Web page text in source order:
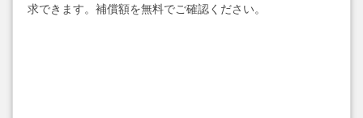
求できます。補償額を無料でご確認ください。